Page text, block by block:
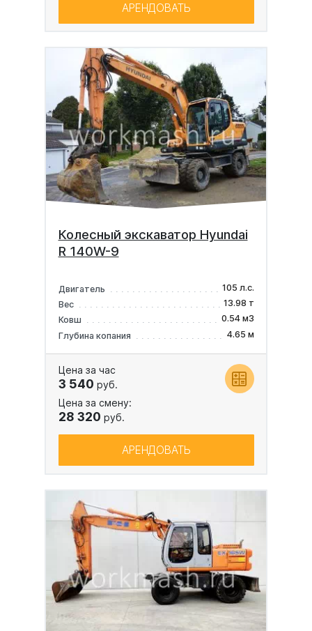
АРЕНДОВАТЬ
Колесный экскаватор Hyundai
R 140W-9
Двигатель
105 л.с.
Вес
13.98 т
Ковш
0.54 м3
Глубина копания
4.65 м
Цена за час
3 540 руб.
Цена за смену:
28 320 руб.
АРЕНДОВАТЬ